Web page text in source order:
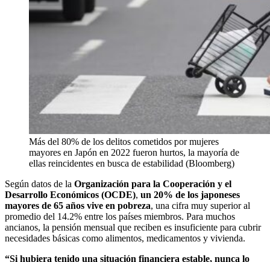
Más del 80% de los delitos cometidos por mujeres
mayores en Japón en 2022 fueron hurtos, la mayoría de
ellas reincidentes en busca de estabilidad (Bloomberg)
Según datos de la Organización para la Cooperación y el
Desarrollo Económicos (OCDE), un 20% de los japoneses
mayores de 65 años vive en pobreza, una cifra muy superior al
promedio del 14.2% entre los países miembros. Para muchos
ancianos, la pensión mensual que reciben es insuficiente para cubrir
necesidades básicas como alimentos, medicamentos y vivienda.
“Si hubiera tenido una situación financiera estable, nunca lo